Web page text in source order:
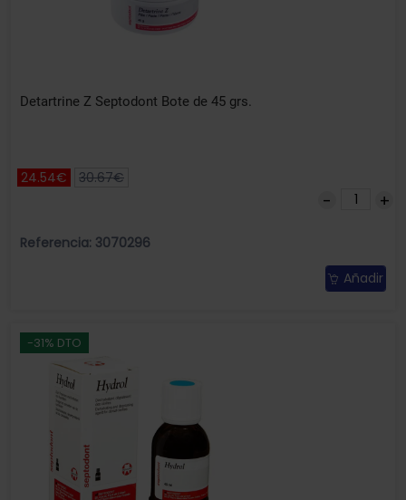
Detartrine Z Septodont Bote de 45 grs.
24.54€ 30.67€
Referencia: 3070296
Añadir
-31% DTO